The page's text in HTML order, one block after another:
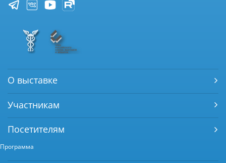
О выставке
Участникам
Посетителям
Программа